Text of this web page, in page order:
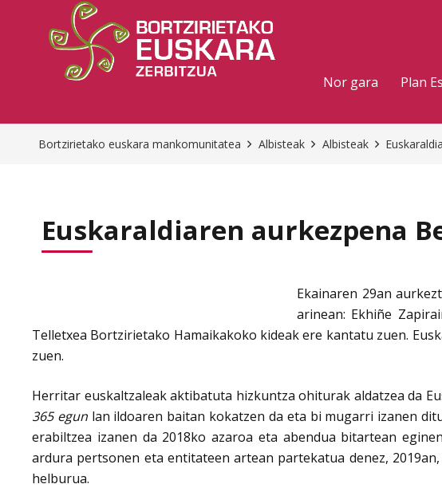
Nor gara Plan
Bortzirietako euskara mankomunitatea Albisteak Albisteak
Euskaraldiaren aurkezpena
Ekainaren 29an
arinean: Ekhiñe
Telletxea Bortzirietako Hamaikakoko kideak ere kantatu zuen.
zuen.
Herritar euskaltzaleak aktibatuta hizkuntza ohiturak aldatzea da
365 egunlan ildoaren baitan kokatzen da eta bi mugarri izanen
erabiltzea izanen da 2018ko azaroa eta abendua bitartean
ardura pertsonen eta entitateen artean partekatua denez,
helburua.